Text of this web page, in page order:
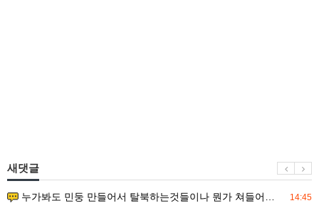
새댓글
14:45
누가봐도 민둥 만들어서 탈북하는것들이나 뭔가 쳐들어오는 낌새를 미리 알아차리기 위함이지 저걸 전쟁준비라고 하…